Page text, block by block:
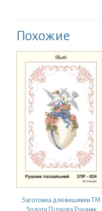
Похожие
Заготовка для вишивки ТМ
Золота Підкова Рушник